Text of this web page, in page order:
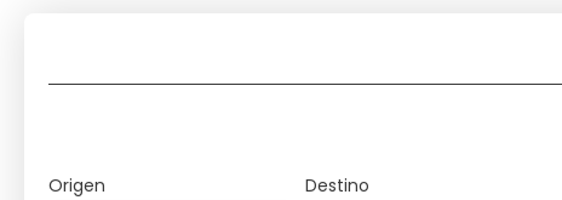
Origen Destino